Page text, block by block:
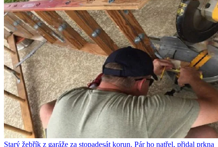
Starý žebřík z garáže za stopadesát korun. Pár ho natřel, přidal prkna